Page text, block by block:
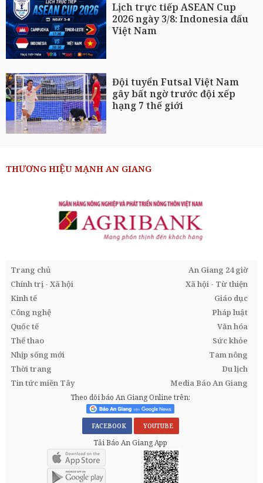
Lịch trực tiếp ASEAN Cup
2026 ngày 3/8: Indonesia đấu
Việt Nam
Đội tuyển Futsal Việt Nam
gây bất ngờ trước đội xếp
hạng 7 thế giới
THƯƠNG HIỆU MẠNH AN GIANG
Trang chủ
An Giang 24 giờ
Chính trị - Xã hội
Xã hội - Từ thiện
Kinh tế
Giáo dục
Công nghệ
Pháp luật
Quốc tế
Văn hóa
Thể thao
Sức khỏe
Nhịp sống mới
Tam nông
Thời trang
Du lịch
Tin tức miền Tây
Media Báo An Giang
Theo dõi báo An Giang Online trên:
FACEBOOK YOUTUBE
Tải Báo An Giang App